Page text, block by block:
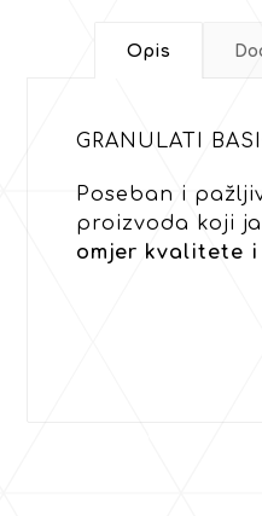
Opis
GRANULATI
Poseban i
proizvoda koji
omjer kvalitete i